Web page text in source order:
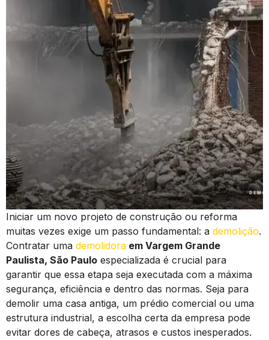
Iniciar um novo projeto de construção ou reforma
muitas vezes exige um passo fundamental: a demolição.
Contratar uma demolidora em Vargem Grande
Paulista, São Paulo especializada é crucial para
garantir que essa etapa seja executada com a máxima
segurança, eficiência e dentro das normas. Seja para
demolir uma casa antiga, um prédio comercial ou uma
estrutura industrial, a escolha certa da empresa pode
evitar dores de cabeça, atrasos e custos inesperados.